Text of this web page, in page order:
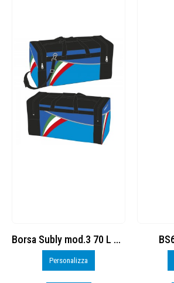
Borsa Subly mod.3 70 L cod. 8374965 BS600 – PROMO